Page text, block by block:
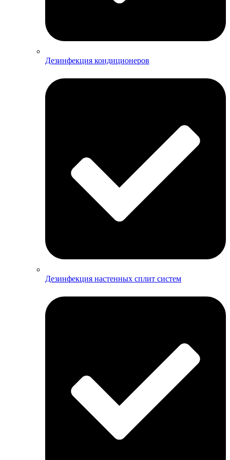
Дезинфекция кондиционеров
Дезинфекция настенных сплит систем